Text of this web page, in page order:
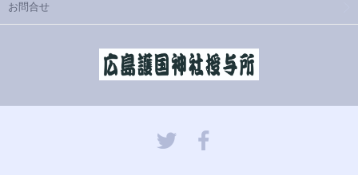
お問合せ